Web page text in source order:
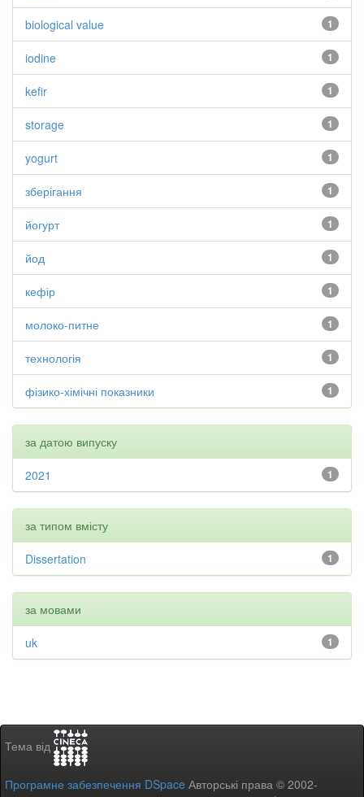
1
biological value
1
iodine
1
kefir
1
storage
1
yogurt
1
зберігання
1
йогурт
1
йод
1
кефір
1
молоко-питне
1
технологія
1
фізико-хімічні показники
за датою випуску
1
2021
за типом вмісту
1
Dissertation
за мовами
1
uk
Тема від
Програмне забезпечення DSpace Авторські права © 2002-